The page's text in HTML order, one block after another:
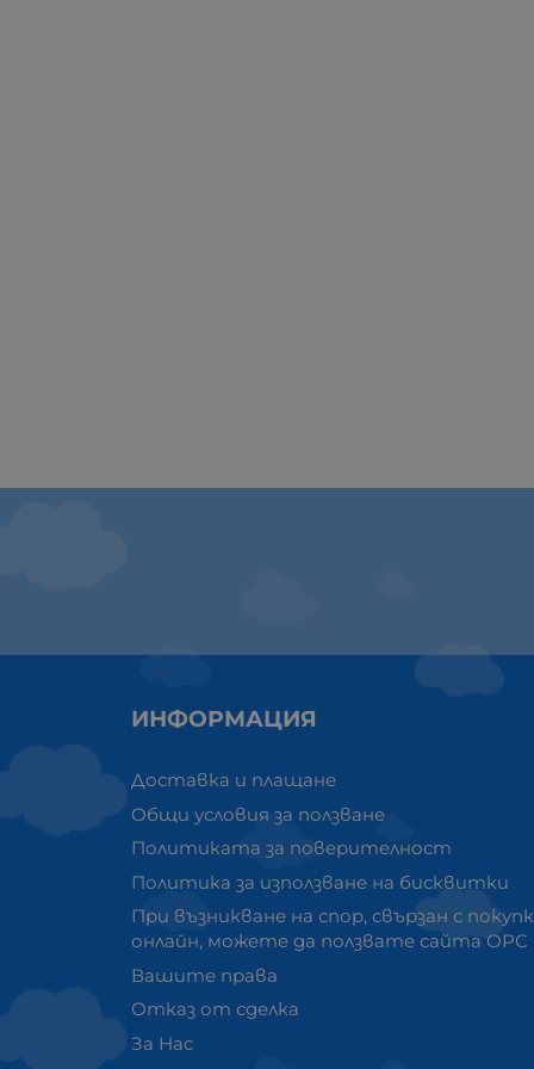
ИНФОРМАЦИЯ
Доставка и плащане
Общи условия за ползване
Политиката за поверителност
Политика за използване на бисквитки
При възникване на спор, свързан с
онлайн, можете да ползвате сайта ОРС
Вашите права
Отказ от сделка
За Нас